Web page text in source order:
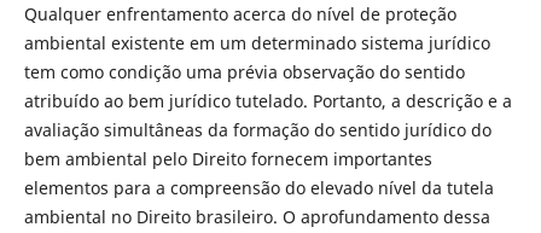
Qualquer enfrentamento acerca do nível de proteção
ambiental existente em um determinado sistema jurídico
tem como condição uma prévia observação do sentido
atribuído ao bem jurídico tutelado. Portanto, a descrição e a
avaliação simultâneas da formação do sentido jurídico do
bem ambiental pelo Direito fornecem importantes
elementos para a compreensão do elevado nível da tutela
ambiental no Direito brasileiro. O aprofundamento dessa